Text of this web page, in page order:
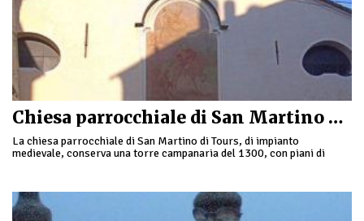
Chiesa parrocchiale di San Martino di Tours a Toirano
La chiesa parrocchiale di San Martino di Tours, di impianto
medievale, conserva una torre campanaria del 1300, con piani di